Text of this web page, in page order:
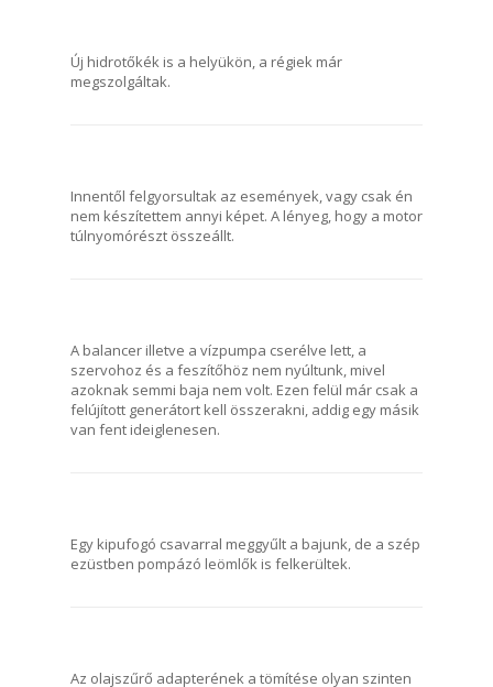
Új hidrotőkék is a helyükön, a régiek már
megszolgáltak.
Innentől felgyorsultak az események, vagy csak én
nem készítettem annyi képet. A lényeg, hogy a motor
túlnyomórészt összeállt.
A balancer illetve a vízpumpa cserélve lett, a
szervohoz és a feszítőhöz nem nyúltunk, mivel
azoknak semmi baja nem volt. Ezen felül már csak a
felújított generátort kell összerakni, addig egy másik
van fent ideiglenesen.
Egy kipufogó csavarral meggyűlt a bajunk, de a szép
ezüstben pompázó leömlők is felkerültek.
Az olajszűrő adapterének a tömítése olyan szinten